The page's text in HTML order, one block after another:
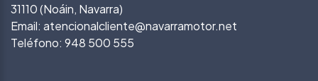
31110 (Noáin, Navarra)
Email: atencionalcliente@navarramotor.net
Teléfono: 948 500 555